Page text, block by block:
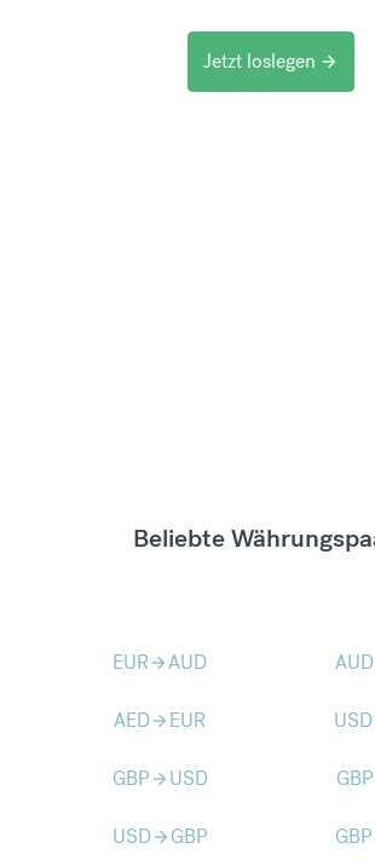
Jetzt loslegen arrow_forward
Beliebte
EURarrow_forwardAUD AUD
AEDarrow_forward EUR USD
GBParrow_forward USD GBP
USDarrow_forward GBP GBP